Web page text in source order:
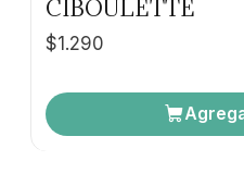
CIBOULETTE
$1.290